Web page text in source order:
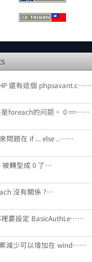
還有這個 phpsavant.c……
是foreach的问题。 0 ==……
問題在 if ... else ..……
被轉型成 0 了…
沒有關係 ?…
裡要設定 BasicAuthLe……
減少可以增加在 wind……